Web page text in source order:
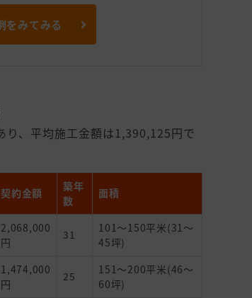
をみてみる
り、平均施工金額は1,390,125円で
契約金額
築年
数
面積
2,068,000
円
31
101～150平米(31～
45坪)
1,474,000
円
25
151～200平米(46～
60坪)